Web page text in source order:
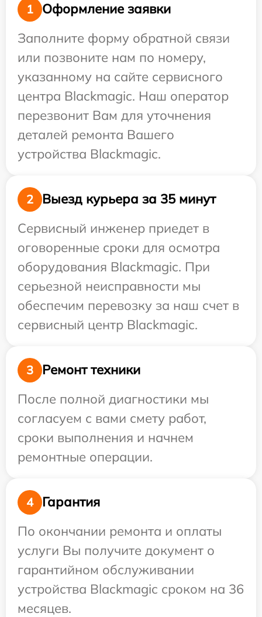
1
Оформление заявки
Заполните форму обратной связи
или позвоните нам по номеру,
указанному на сайте сервисного
центра Blackmagic. Наш оператор
перезвонит Вам для уточнения
деталей ремонта Вашего
устройства Blackmagic.
2
Выезд курьера за 35 минут
Сервисный инженер приедет в
оговоренные сроки для осмотра
оборудования Blackmagic. При
серьезной неисправности мы
обеспечим перевозку за наш счет в
сервисный центр Blackmagic.
3
Ремонт техники
После полной диагностики мы
согласуем с вами смету работ,
сроки выполнения и начнем
ремонтные операции.
4
Гарантия
По окончании ремонта и оплаты
услуги Вы получите документ о
гарантийном обслуживании
устройства Blackmagic сроком на 36
месяцев.